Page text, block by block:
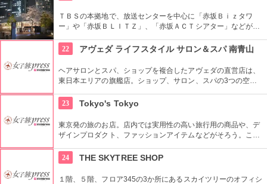
ＴＢＳの本拠地で、放送センターを中心に「赤坂Ｂｉｚタワ
ー」や「赤坂ＢＬＩＴＺ」、「赤坂ＡＣＴシアター」などが揃
22
アヴェダ ライフスタイル サロン＆スパ 南青山
ヘアサロンとスパ、ショップを複合したアヴェダの直営店は、
東日本エリアの旗艦店。ショップ、サロン、スパの3つの空間
豊かな時間の中、リラックスしてお過ごしいただけます。
23 Tokyo's Tokyo
東京発の旅のお店。店内では実用性の高い旅行用の商品や、デ
ザインプロダクト、ファッションアイテムなどがそろう。これ
されている。
24 THE SKYTREE SHOP
１階、５階、フロア345の3か所にあるスカイツリーのオフィシ